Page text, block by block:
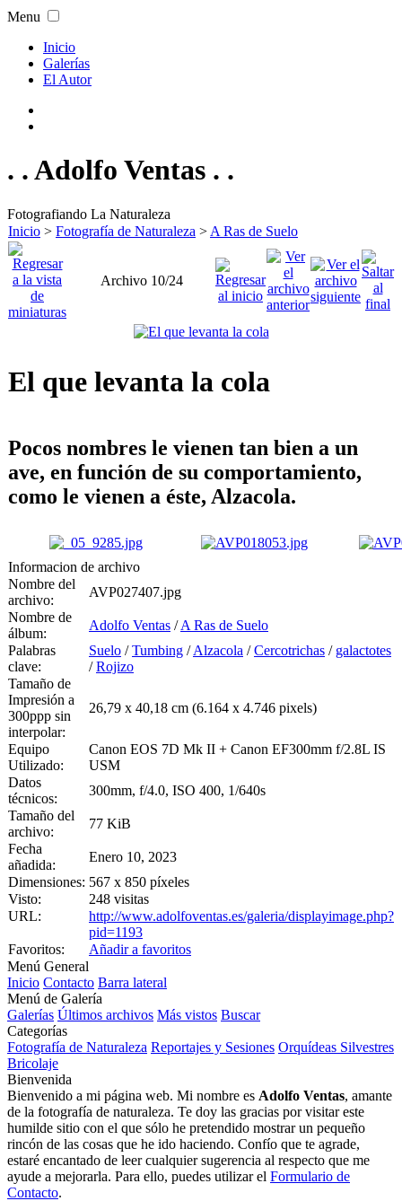
Menu
Inicio
Galerías
El Autor
. . Adolfo Ventas . .
Fotografiando La Naturaleza
Inicio > Fotografía de Naturaleza > A Ras de Suelo
Archivo 10/24
El que levanta la cola
Pocos nombres le vienen tan bien a un
ave, en función de su comportamiento,
como le vienen a éste, Alzacola.
Informacion de archivo
Nombre del
archivo:
AVP027407.jpg
Nombre de
álbum:
Adolfo Ventas /A Ras de Suelo
Palabras
clave:
Suelo /Tumbing /Alzacola /Cercotrichas / galactotes
/Rojizo
Tamaño de
Impresión a
300ppp sin
interpolar:
26,79 x 40,18 cm (6.164 x 4.746 pixels)
Equipo
Utilizado:
Canon EOS 7D Mk II + Canon EF300mm f/2.8L IS
USM
Datos
técnicos:
300mm, f/4.0, ISO 400, 1/640s
Tamaño del
archivo:
77 KiB
Fecha
añadida:
Enero 10, 2023
Dimensiones: 567 x 850 píxeles
Visto:
248 visitas
URL:
http://www.adolfoventas.es/galeria/displayimage.php?
pid=1193
Favoritos:
Añadir a favoritos
Menú General
Inicio Contacto Barra lateral
Menú de Galería
Galerías Últimos archivos Más vistos Buscar
Categorías
Fotografía de Naturaleza Reportajes y Sesiones Orquídeas Silvestres
Bricolaje
Bienvenida
Bienvenido a mi página web. Mi nombre es Adolfo Ventas, amante
de la fotografía de naturaleza. Te doy las gracias por visitar este
humilde sitio con el que sólo he pretendido mostrar un pequeño
rincón de las cosas que he ido haciendo. Confío que te agrade,
estaré encantado de leer cualquier sugerencia al respecto que me
ayude a mejorarla. Para ello, puedes utilizar el Formulario de
Contacto.